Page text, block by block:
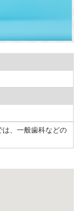
、一般歯科などの